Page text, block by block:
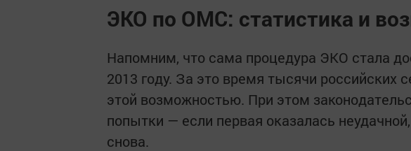
ЭКО по ОМС: статистика и
Напомним, что сама процедура ЭКО стала
2013 году. За это время тысячи российских
этой возможностью. При этом
попытки — если первая оказалась
снова.